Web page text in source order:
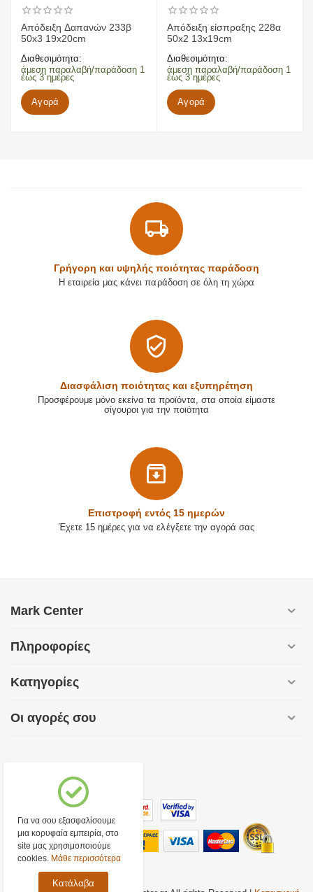
Απόδειξη Δαπανών 233β
50x3 19x20cm
Διαθεσιμότητα:
άμεση παραλαβή/παράδοση 1
έως 3 ημέρες
Αγορά
Απόδειξη είσπραξης 228α
50x2 13x19cm
Διαθεσιμότητα:
άμεση παραλαβή/παράδοση 1
έως 3 ημέρες
Αγορά
Γρήγορη και υψηλής ποιότητας παράδοση
Η εταιρεία μας κάνει παράδοση σε όλη τη χώρα
Διασφάλιση ποιότητας και εξυπηρέτηση
Προσφέρουμε μόνο εκείνα τα προϊόντα, στα οποία είμαστε
σίγουροι για την ποιότητα
Επιστρoφή εντός 15 ημερών
Έχετε 15 ημέρες για να ελέγξετε την αγορά σας
Mark Center
Πληροφορίες
Κατηγορίες
Οι αγορές σου
Για να σου εξασφαλίσουμε
μια κορυφαία εμπειρία, στο
site μας χρησιμοποιούμε
cookies. Μάθε περισσότερα
Κατάλαβα